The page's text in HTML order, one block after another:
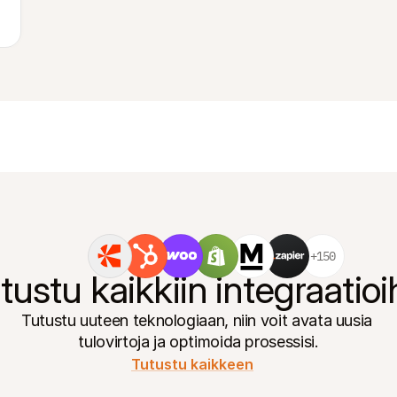
+150
kaikkiin
Tutustu uuteen teknologiaan, niin voit avata uusia
tulovirtoja ja optimoida prosessisi.
Tutustu kaikkeen